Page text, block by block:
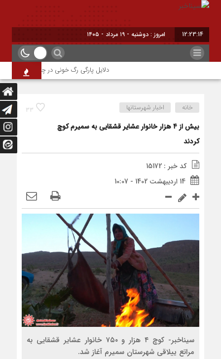
12:23:15 امروز : دوشنبه - ۱۹ مرداد - ۱۴۰۵
دلایل پارگی رگ خونی در چشم/ چه موقع
33 خانه اخبار شهرستانها
بیش از ۴ هزار خانوار عشایر قشقایی به سمیرم کوچ
کردند
کد خبر : 15172
14 اردیبهشت 1402 - 10:07
سیناخبر- کوچ ۴ هزار و ۷۵۰ خانوار عشایر قشقایی به
مراتع ییلاقی شهرستان سمیرم آغاز شد.